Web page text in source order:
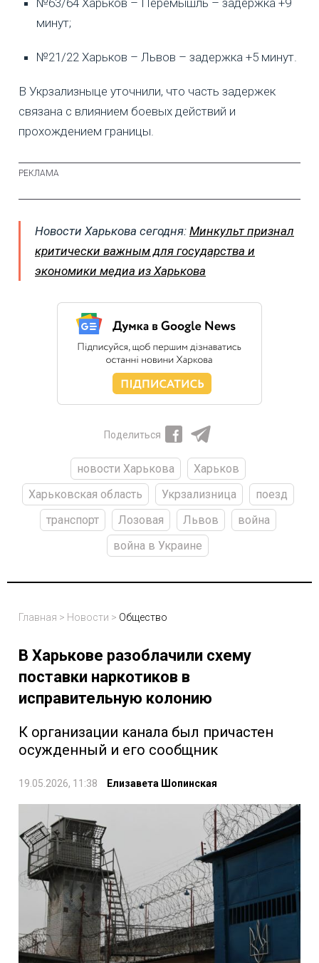
№63/64 Харьков – Перемышль – задержка +9
минут;
№21/22 Харьков – Львов – задержка +5 минут.
В Укрзализныце уточнили, что часть задержек
связана с влиянием боевых действий и
прохождением границы.
Новости Харькова сегодня: Минкульт признал
критически важным для государства и
экономики медиа из Харькова
Поделиться
новости Харькова
Харьков
Харьковская область
Укрзализница
поезд
транспорт
Лозовая Львов
война
война в Украине
Главная > Новости > Общество
В Харькове разоблачили схему
поставки наркотиков в
исправительную колонию
К организации канала был причастен
осужденный и его сообщник
19.05.2026, 11:38 Елизавета Шопинская